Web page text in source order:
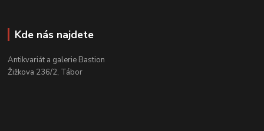
Kde nás najdete
Antikvariát a galerie Bastion
Žižkova 236/2, Tábor